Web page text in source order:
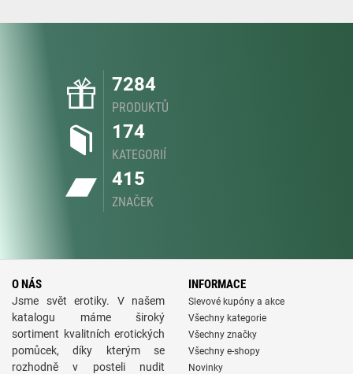
7284
PRODUKTŮ
174
KATEGORIÍ
415
ZNAČEK
O NÁS
Jsme svět erotiky. V našem
katalogu máme široký
sortiment kvalitních erotických
pomůcek, díky kterým se
rozhodně v posteli nudit
INFORMACE
Slevové kupóny a akce
Všechny kategorie
Všechny značky
Všechny e-shopy
Novinky